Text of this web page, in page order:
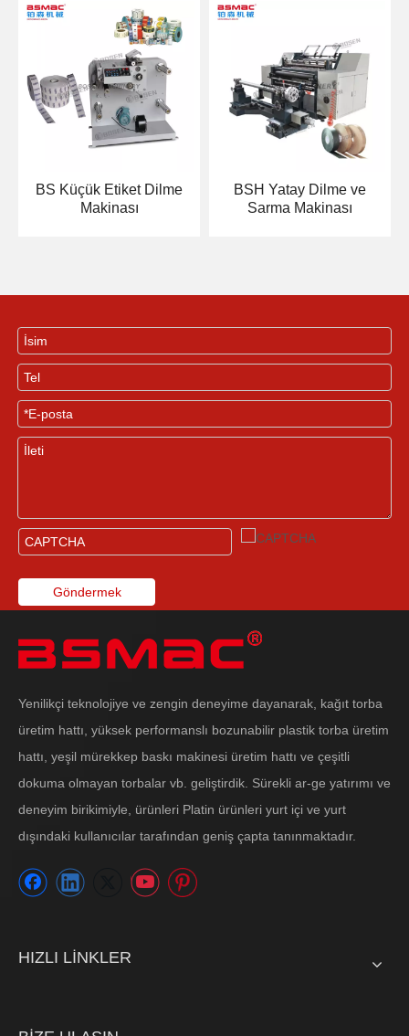
Makinası
BS Küçük Etiket Dilme
Makinası
BSH Yatay Dilme ve
Sarma Makinası
Göndermek
Yenilikçi teknolojiye ve zengin deneyime dayanarak, kağıt torba
üretim hattı, yüksek performanslı bozunabilir plastik torba üretim
hattı, yeşil mürekkep baskı makinesi üretim hattı ve çeşitli
dokuma olmayan torbalar vb. geliştirdik. Sürekli ar-ge yatırımı ve
deneyim birikimiyle, ürünleri Platin ürünleri yurt içi ve yurt
dışındaki kullanıcılar tarafından geniş çapta tanınmaktadır.
HIZLI LİNKLER